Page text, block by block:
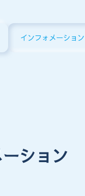
インフォメーション
ション